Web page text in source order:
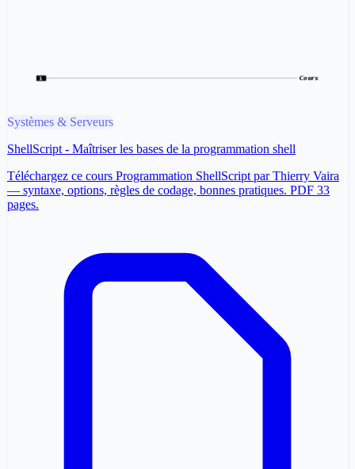
Systèmes & Serveurs
ShellScript - Maîtriser les bases de la programmation shell
Téléchargez ce cours Programmation ShellScript par Thierry Vaira
— syntaxe, options, règles de codage, bonnes pratiques. PDF 33
pages.